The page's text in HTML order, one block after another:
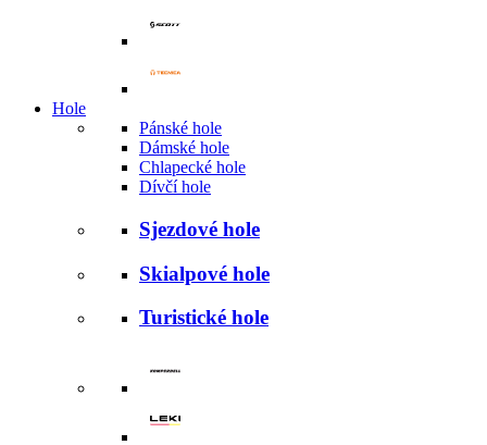
Hole
Pánské hole
Dámské hole
Chlapecké hole
Dívčí hole
Sjezdové hole
Skialpové hole
Turistické hole